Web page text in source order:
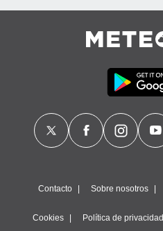
Contacto Sobre nosotros
Cookies Política de privacidad